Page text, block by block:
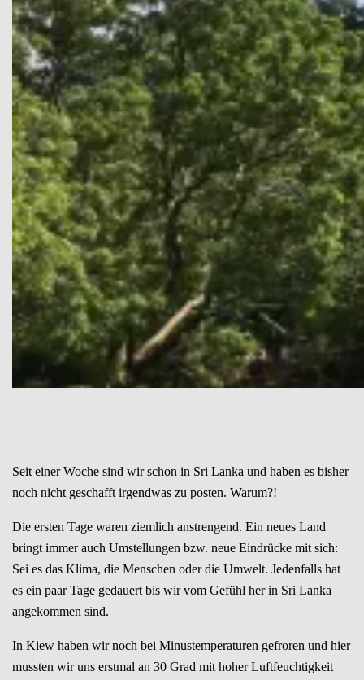
Seit einer Woche sind wir schon in Sri Lanka und haben es bisher
noch nicht geschafft irgendwas zu posten. Warum?!
Die ersten Tage waren ziemlich anstrengend. Ein neues Land
bringt immer auch Umstellungen bzw. neue Eindrücke mit sich:
Sei es das Klima, die Menschen oder die Umwelt. Jedenfalls hat
es ein paar Tage gedauert bis wir vom Gefühl her in Sri Lanka
angekommen sind.
In Kiew haben wir noch bei Minustemperaturen gefroren und hier
mussten wir uns erstmal an 30 Grad mit hoher Luftfeuchtigkeit